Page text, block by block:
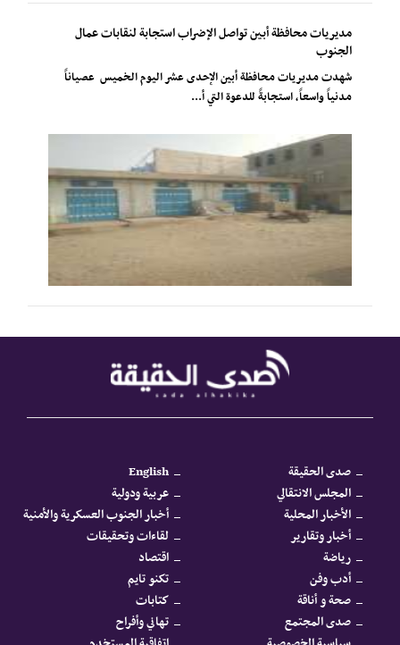
مديريات محافظة أبين تواصل الإضراب استجابة لنقابات عمال
الجنوب
شهدت مديريات محافظة أبين الإحدى عشر اليوم الخميس عصياناً
مدنياً واسعاً، استجابةً للدعوة التي أ...
صدى الحقيقة
English
المجلس الانتقالي
عربية ودولية
الأخبار المحلية
أخبار الجنوب العسكرية والأمنية
أخبار وتقارير
لقاءات وتحقيقات
رياضة
اقتصاد
أدب وفن
تكنو تايم
صحة و أناقة
كتابات
صدى المجتمع
تهاني وأفراح